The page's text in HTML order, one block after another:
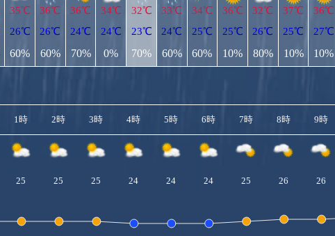
35℃
26℃
60%
36℃
26℃
60%
36℃
24℃
70%
34℃
24℃
0%
32℃
23℃
70%
33℃
24℃
60%
34℃
25℃
60%
36℃
25℃
10%
32℃
26℃
80%
37℃
25℃
10%
36℃
27℃
10%
1時 2時 3時 4時 5時 6時 7時 8時 9時
25 25 25 24 24 24 25 26 26